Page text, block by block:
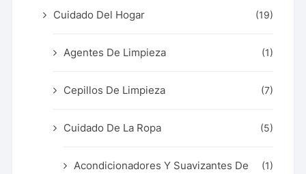
Cuidado Del Hogar (19)
Agentes De Limpieza (1)
Cepillos De Limpieza (7)
Cuidado De La Ropa (5)
Acondicionadores Y Suavizantes De
(1)